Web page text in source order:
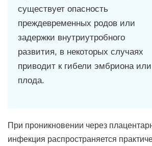
существует опасность
преждевременных родов или
задержки внутриутробного
развития, в некоторых случаях
приводит к гибели эмбриона или
плода.
При проникновении через
инфекция распространяется